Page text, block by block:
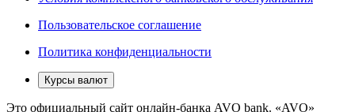
Пользовательское соглашение
Политика конфиденциальности
Курсы валют
Это официальный сайт онлайн-банка AVO bank. «AVO»